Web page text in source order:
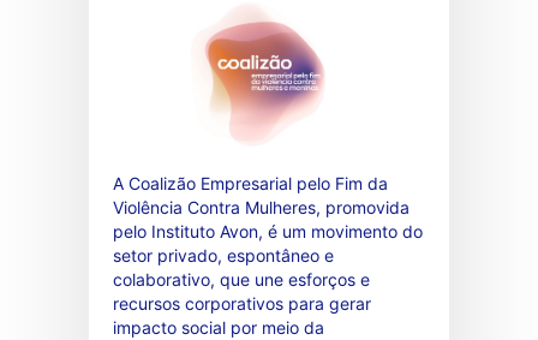
A Coalizão Empresarial pelo Fim da
Violência Contra Mulheres, promovida
pelo Instituto Avon, é um movimento do
setor privado, espontâneo e
colaborativo, que une esforços e
recursos corporativos para gerar
impacto social por meio da